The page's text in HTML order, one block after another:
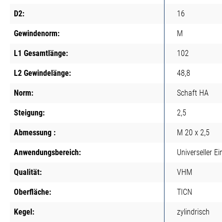
D2: 16
Gewindenorm: M
L1 Gesamtlänge: 102
L2 Gewindelänge: 48,8
Norm: Schaft HA
Steigung: 2,5
Abmessung : M 20 x 2,5
Anwendungsbereich: Universeller
Qualität: VHM
Oberfläche: TICN
Kegel: zylindrisch